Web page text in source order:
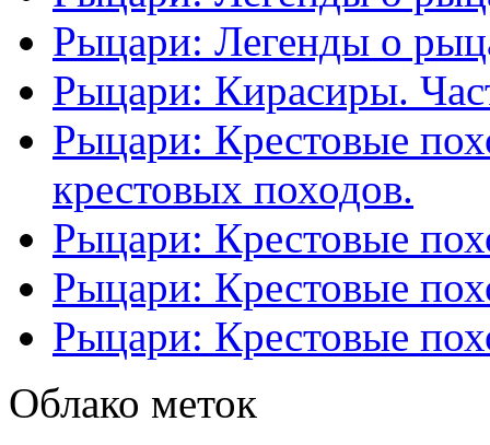
Рыцари: Легенды о
Рыцари: Кирасиры.
Рыцари: Крестовые
крестовых походов.
Рыцари: Крестовые
Рыцари: Крестовые
Рыцари: Крестовые
Облако меток